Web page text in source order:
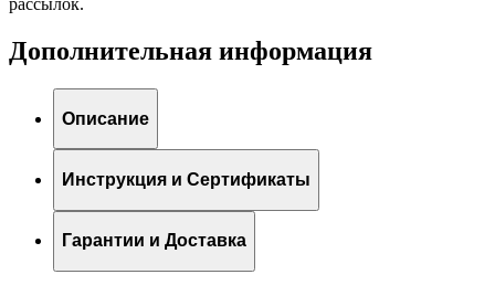
рассылок.
Дополнительная информация
Описание
Инструкция и Сертификаты
Гарантии и Доставка